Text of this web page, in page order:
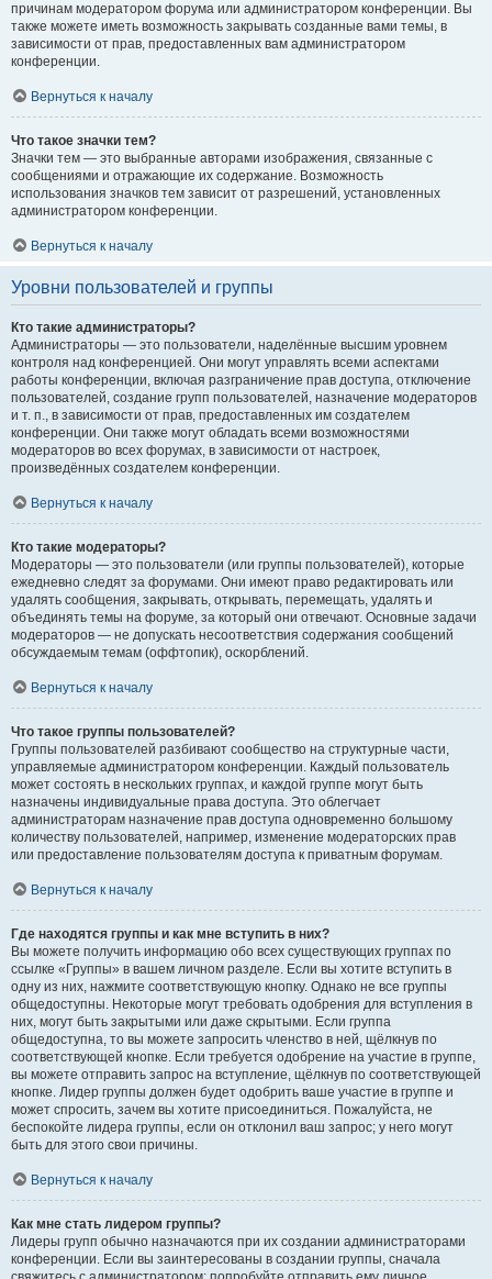
причинам модератором форума или администратором конференции. Вы
также можете иметь возможность закрывать созданные вами темы, в
зависимости от прав, предоставленных вам администратором
конференции.
Вернуться к началу
Что такое значки тем?
Значки тем — это выбранные авторами изображения, связанные с
сообщениями и отражающие их содержание. Возможность
использования значков тем зависит от разрешений, установленных
администратором конференции.
Вернуться к началу
Уровни пользователей и группы
Кто такие администраторы?
Администраторы — это пользователи, наделённые высшим уровнем
контроля над конференцией. Они могут управлять всеми аспектами
работы конференции, включая разграничение прав доступа, отключение
пользователей, создание групп пользователей, назначение модераторов
и т. п., в зависимости от прав, предоставленных им создателем
конференции. Они также могут обладать всеми возможностями
модераторов во всех форумах, в зависимости от настроек,
произведённых создателем конференции.
Вернуться к началу
Кто такие модераторы?
Модераторы — это пользователи (или группы пользователей), которые
ежедневно следят за форумами. Они имеют право редактировать или
удалять сообщения, закрывать, открывать, перемещать, удалять и
объединять темы на форуме, за который они отвечают. Основные задачи
модераторов — не допускать несоответствия содержания сообщений
обсуждаемым темам (оффтопик), оскорблений.
Вернуться к началу
Что такое группы пользователей?
Группы пользователей разбивают сообщество на структурные части,
управляемые администратором конференции. Каждый пользователь
может состоять в нескольких группах, и каждой группе могут быть
назначены индивидуальные права доступа. Это облегчает
администраторам назначение прав доступа одновременно большому
количеству пользователей, например, изменение модераторских прав
или предоставление пользователям доступа к приватным форумам.
Вернуться к началу
Где находятся группы и как мне вступить в них?
Вы можете получить информацию обо всех существующих группах по
ссылке «Группы» в вашем личном разделе. Если вы хотите вступить в
одну из них, нажмите соответствующую кнопку. Однако не все группы
общедоступны. Некоторые могут требовать одобрения для вступления в
них, могут быть закрытыми или даже скрытыми. Если группа
общедоступна, то вы можете запросить членство в ней, щёлкнув по
соответствующей кнопке. Если требуется одобрение на участие в группе,
вы можете отправить запрос на вступление, щёлкнув по соответствующей
кнопке. Лидер группы должен будет одобрить ваше участие в группе и
может спросить, зачем вы хотите присоединиться. Пожалуйста, не
беспокойте лидера группы, если он отклонил ваш запрос; у него могут
быть для этого свои причины.
Вернуться к началу
Как мне стать лидером группы?
Лидеры групп обычно назначаются при их создании администраторами
конференции. Если вы заинтересованы в создании группы, сначала